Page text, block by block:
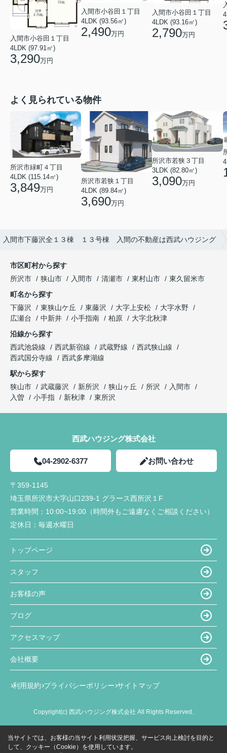
入間市小谷田１丁目
4LDK (97.91㎡)
3,290万円
入間市小谷田１丁目
4LDK (93.56㎡)
2,490万円
入間市小谷田１丁目
4LDK (93.16㎡)
2,790万円
よく見られている物件
所沢市緑町４丁目
4LDK (115.14㎡)
3,849万円
所沢市若狭１丁目
4LDK (89.84㎡)
3,690万円
所沢市若狭３丁目
3LDK (82.80㎡)
3,090万円
入間市下藤沢全１３棟 １３号棟 入間の不動産は西武ハウジング
市区町村から探す
所沢市
狭山市 入間市 清瀬市 東村山市
東久留米市
町名から探す
下藤沢
東狭山ケ丘 東藤沢 大字上安松
大字水野
広瀬台
中新井 小手指南 柏原
大字北秋津
沿線から探す
西武池袋線
西武新宿線 武蔵野線
西武狭山線
西武国分寺線
西武多摩湖線
駅から探す
狭山市
武蔵藤沢 新所沢 狭山ヶ丘 所沢
入間市
入曽
小手指 新秋津 東所沢
西武ハウジング株式会社
04-2902-6377 お問い合わせ
〒359-1145
埼玉県所沢市大字山口239-1 グラース西所沢１F
営業時間： 10:00~19:00（時間外もご遠慮なくご相談ください）
定休日： 毎週水曜日
トップページ
スタッフ
お客様の声
ブログ
アクセスマップ
会社概要
利用規約 プライバシーポリシー サイトマップ
Copyright(c) 西武ハウジング株式会社 All Rights Reserved.
当サイトでは、お客様の当サイト利用状況把握、サービス向上検討を目的と
して、クッキー（Cookie）を使用しています。